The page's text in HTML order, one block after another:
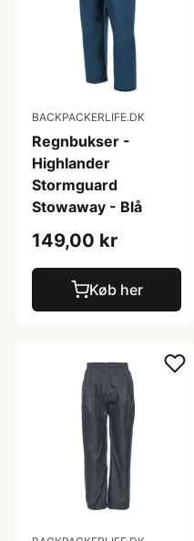
BACKPACKERLIFE.DK
Regnbukser -
Highlander
Stormguard
Stowaway - Blå
149,00 kr
Køb her